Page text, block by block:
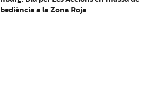
a la Zona Roja